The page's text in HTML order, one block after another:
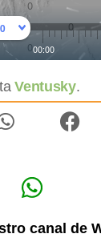
Ventusky.
canal de